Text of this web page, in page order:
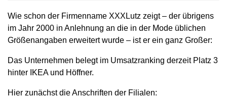
Wie schon der Firmenname XXXLutz zeigt – der übrigens
im Jahr 2000 in Anlehnung an die in der Mode üblichen
Größenangaben erweitert wurde – ist er ein ganz Großer:
Das Unternehmen belegt im Umsatzranking derzeit Platz 3
hinter IKEA und Höffner.
Hier zunächst die Anschriften der Filialen: